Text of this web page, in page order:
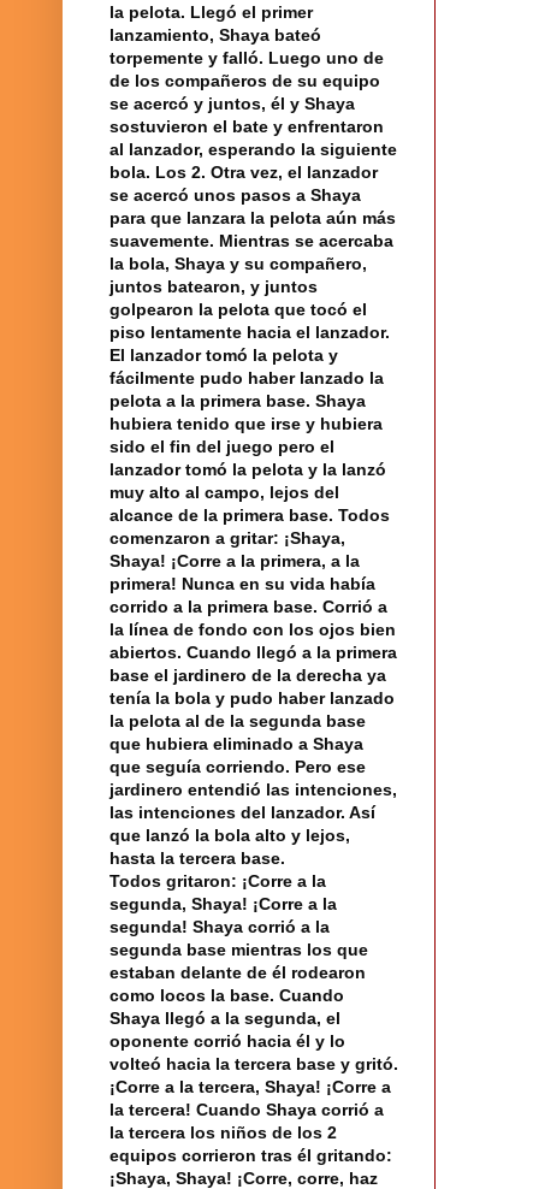
la pelota. Llegó el primer
lanzamiento, Shaya bateó
torpemente y falló. Luego uno de
de los compañeros de su equipo
se acercó y juntos, él y Shaya
sostuvieron el bate y enfrentaron
al lanzador, esperando la siguiente
bola. Los 2. Otra vez, el lanzador
se acercó unos pasos a Shaya
para que lanzara la pelota aún más
suavemente. Mientras se acercaba
la bola, Shaya y su compañero,
juntos batearon, y juntos
golpearon la pelota que tocó el
piso lentamente hacia el lanzador.
El lanzador tomó la pelota y
fácilmente pudo haber lanzado la
pelota a la primera base. Shaya
hubiera tenido que irse y hubiera
sido el fin del juego pero el
lanzador tomó la pelota y la lanzó
muy alto al campo, lejos del
alcance de la primera base. Todos
comenzaron a gritar: ¡Shaya,
Shaya! ¡Corre a la primera, a la
primera! Nunca en su vida había
corrido a la primera base. Corrió a
la línea de fondo con los ojos bien
abiertos. Cuando llegó a la primera
base el jardinero de la derecha ya
tenía la bola y pudo haber lanzado
la pelota al de la segunda base
que hubiera eliminado a Shaya
que seguía corriendo. Pero ese
jardinero entendió las intenciones,
las intenciones del lanzador. Así
que lanzó la bola alto y lejos,
hasta la tercera base.
Todos gritaron: ¡Corre a la
segunda, Shaya! ¡Corre a la
segunda! Shaya corrió a la
segunda base mientras los que
estaban delante de él rodearon
como locos la base. Cuando
Shaya llegó a la segunda, el
oponente corrió hacia él y lo
volteó hacia la tercera base y gritó.
¡Corre a la tercera, Shaya! ¡Corre a
la tercera! Cuando Shaya corrió a
la tercera los niños de los 2
equipos corrieron tras él gritando:
¡Shaya, Shaya! ¡Corre, corre, haz